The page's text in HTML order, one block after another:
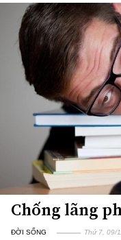
Chống lãng
ĐỜI SỐNG Thứ 7, 09/